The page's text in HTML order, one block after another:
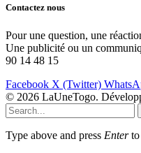
Contactez nous
Pour une question, une
Une publicité ou un
90 14 48 15
Facebook X (Twitter)
© 2026 LaUneTogo.
Type above and press Enterto